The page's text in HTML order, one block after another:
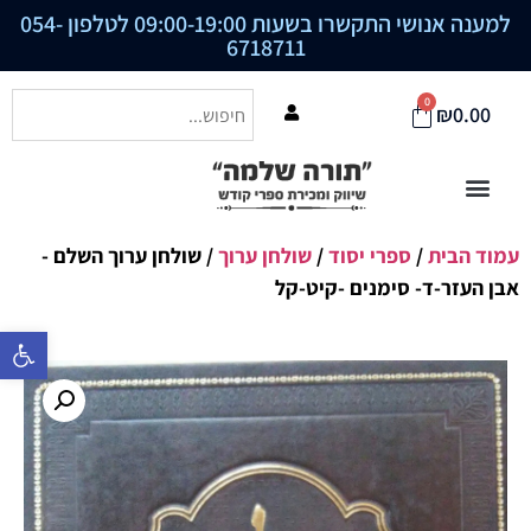
פתח סרגל
למענה אנושי התקשרו בשעות 09:00-19:00 לטלפון 054-
6718711
₪0.00
0
עמוד הבית/ ספרי יסוד/ שולחן ערוך/ שולחן ערוך השלם -
אבן העזר-ד- סימנים -קיט-קל